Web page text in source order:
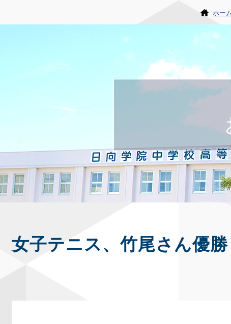
ホー
女子テニス、竹尾さん優勝